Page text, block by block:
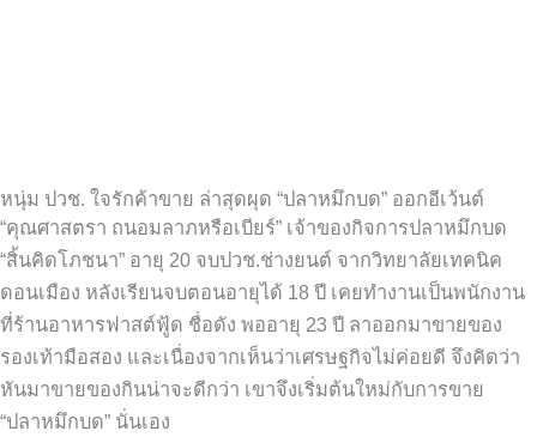
หนุ่ม ปวช. ใจรักค้าขาย ล่าสุดผุด “ปลาหมึกบด” ออกอีเว้นต์
“คุณศาสตรา ถนอมลาภหรือเบียร์” เจ้าของกิจการปลาหมึกบด
“สิ้นคิดโภชนา” อายุ 20 จบปวช.ช่างยนต์ จากวิทยาลัยเทคนิค
ดอนเมือง หลังเรียนจบตอนอายุได้ 18 ปี เคยทำงานเป็นพนักงาน
ที่ร้านอาหารฟาสต์ฟู้ด ชื่อดัง พออายุ 23 ปี ลาออกมาขายของ
รองเท้ามือสอง และเนื่องจากเห็นว่าเศรษฐกิจไม่ค่อยดี จึงคิดว่า
หันมาขายของกินน่าจะดีกว่า เขาจึงเริ่มต้นใหม่กับการขาย
“ปลาหมึกบด” นั่นเอง